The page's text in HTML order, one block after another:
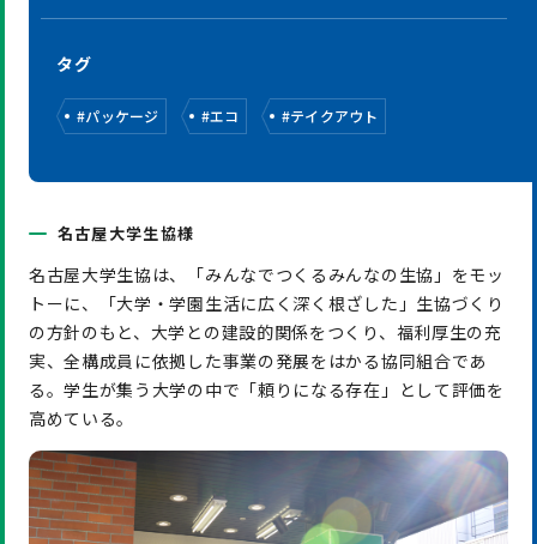
タグ
#パッケージ #エコ #テイクアウト
名古屋大学生協様
名古屋大学生協は、「みんなでつくるみんなの生協」をモッ
トーに、「大学・学園生活に広く深く根ざした」生協づくり
の方針のもと、大学との建設的関係をつくり、福利厚生の充
実、全構成員に依拠した事業の発展をはかる協同組合であ
る。学生が集う大学の中で「頼りになる存在」として評価を
高めている。